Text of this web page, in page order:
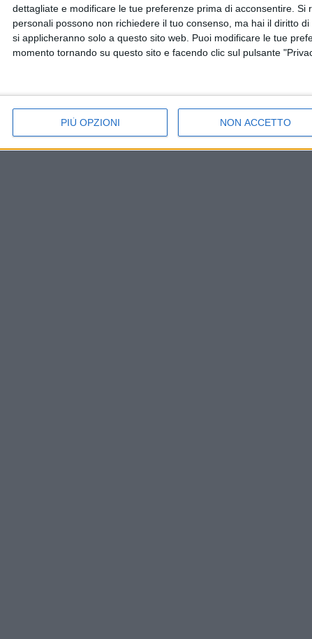
dettagliate e modificare le tue preferenze prima di acconsentire. Si
personali possono non richiedere il tuo consenso, ma hai il diritto
si applicheranno solo a questo sito web. Puoi modificare le tue
momento tornando su questo sito e facendo clic sul pulsante
PIÙ OPZIONI NON ACCETTO